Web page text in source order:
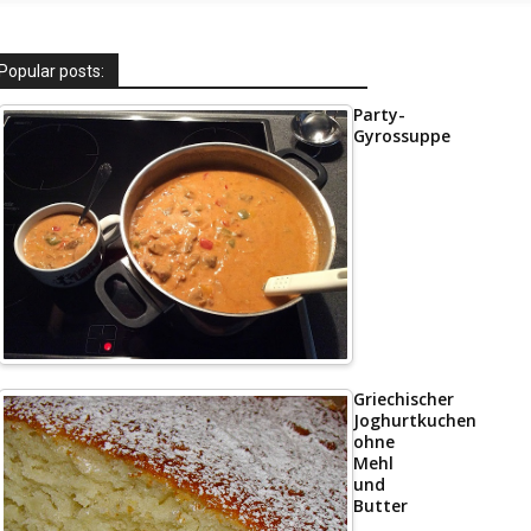
posts:
Party-
Gyrossuppe
Griechischer
Joghurtkuchen
ohne
Mehl
und
Butter